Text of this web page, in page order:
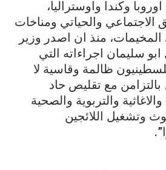
وكندا واوستراليا،
الاجتماعي والحياتي ومناخات
المخيمات، منذ ان اصدر وزير
ابو سليمان اجراءاته التي
ظالمة وقاسية لا
بالتزامن مع تقليص حاد
والتربوية والصحية
وتشغيل اللائجين